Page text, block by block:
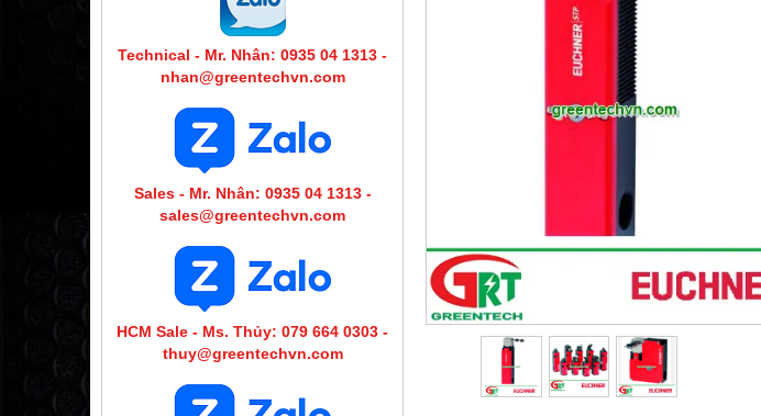
Technical - Mr. Nhân: 0935 04 1313 -
nhan@greentechvn.com
Sales - Mr. Nhân: 0935 04 1313 -
sales@greentechvn.com
HCM Sale - Ms. Thủy: 079 664 0303 -
thuy@greentechvn.com